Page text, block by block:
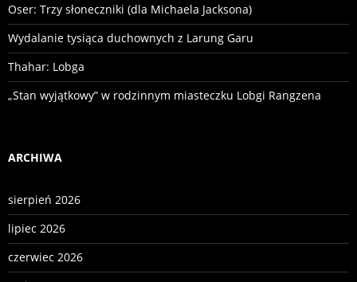
Oser: Trzy słoneczniki (dla Michaela Jacksona)
Wydalanie tysiąca duchownych z Larung Garu
Thahar: Lobga
„Stan wyjątkowy” w rodzinnym miasteczku Lobgi Rangzena
ARCHIWA
sierpień 2026
lipiec 2026
czerwiec 2026